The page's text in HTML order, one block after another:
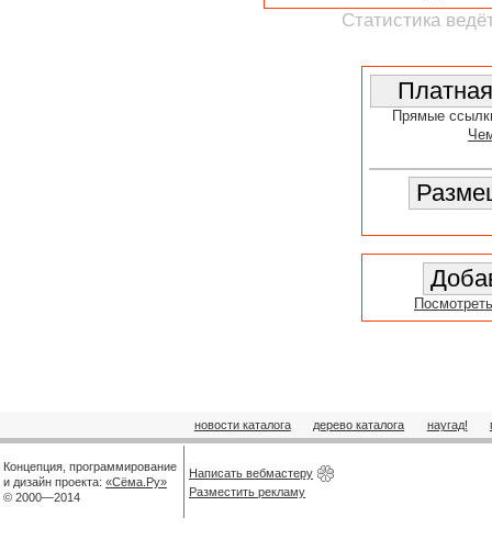
Статистика
Прямые
новости каталога дерево каталога наугад!
Концепция, программирование
и дизайн проекта: «Сёма.Ру»
© 2000—2014
Написать вебмастеру
Разместить рекламу